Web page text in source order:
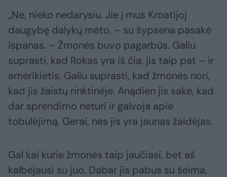
„Ne, nieko nedarysiu. Jie į mus Kroatijoj
daugybę dalykų mėto, – su šypsena pasakė
ispanas. – Žmonės buvo pagarbūs. Galiu
suprasti, kad Rokas yra iš čia, jis taip pat – ir
amerikietis. Galiu suprasti, kad žmonės nori,
kad jis žaistų rinktinėje. Anądien jis sakė, kad
dar sprendimo neturi ir galvoja apie
tobulėjimą. Gerai, nes jis yra jaunas žaidėjas.
Gal kai kurie žmonės taip jaučiasi, bet aš
kalbėjausi su juo. Dabar jis pabus su šeima,